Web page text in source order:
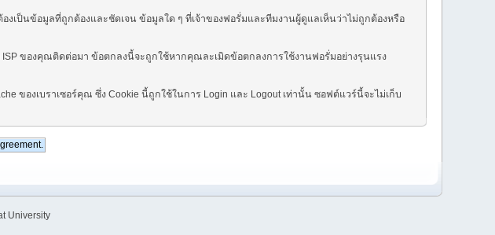
ป็นข้อมูลที่ถูกต้องและชัดเจน ข้อมูลใด ๆ ที่เจ้าของฟอรั่มและทีมงานผู้ดูแลเห็นว่าไม่ถูกต้องหรือ
ของคุณติดต่อมา ข้อตกลงนี้จะถูกใช้หากคุณละเมิดข้อตกลงการใช้งานฟอรั่มอย่างรุนแรง
ของเบราเซอร์คุณ ซึ่ง Cookie นี้ถูกใช้ในการ Login และ Logout เท่านั้น ซอฟต์แวร์นี้จะไม่เก็บ
University